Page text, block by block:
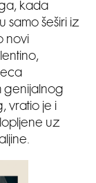
kada
samo šeširi iz
novi
genijalnog
vratio je i
uz